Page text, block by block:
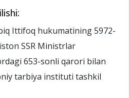
Ittifoq hukumatining 5972-
SSR Ministrlar
653-sonli qarori bilan
tarbiya instituti tashkil